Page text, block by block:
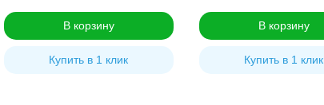
В корзину
Купить в 1 клик
В корзину
Купить в 1 клик